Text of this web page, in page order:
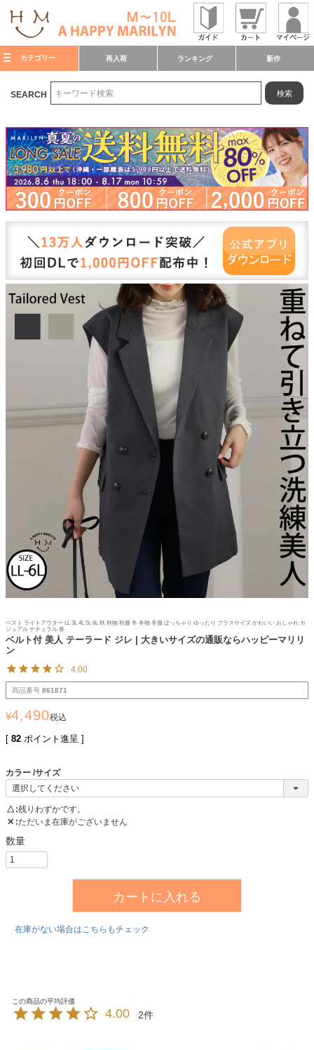
カテゴリー 再入荷 ランキング 新作
SEARCH 検索
ベスト ライトアウター LL 3L 4L 5L 6L 秋 秋物 秋服 冬 冬物 冬服 ぽっちゃり ゆったり プラスサイズ かわいい おしゃれ カ
ジュアル ナチュラル 春
ベルト付 美人 テーラード ジレ | 大きいサイズの通販ならハッピーマリリ
ン
4.00
商品番号 861871
¥4,490税込
[ 82 ポイント進呈 ]
カラー サイズ
△ 残りわずかです。
✕ ただいま在庫がございません
カートに入れる
在庫がない場合はこちらもチェック
4.00 2